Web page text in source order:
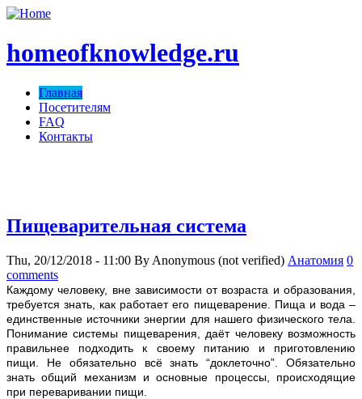
homeofknowledge.ru
Главная
Посетителям
FAQ
Контакты
Пищеварительная система
Thu, 20/12/2018 - 11:00 By Anonymous (not verified) Анатомия 0
comments
Каждому человеку, вне зависимости от возраста и образования,
требуется знать, как работает его пищеварение. Пища и вода –
единственные источники энергии для нашего физического тела.
Понимание системы пищеварения, даёт человеку возможность
правильнее подходить к своему питанию и приготовлению
пищи. Не обязательно всё знать “доклеточно”. Обязательно
знать общий механизм и основные процессы, происходящие
при переваривании пищи.